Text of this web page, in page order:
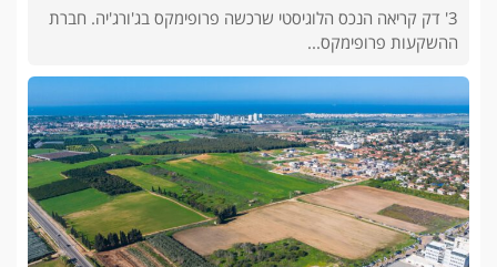
3' דק קריאה הנכס הלוגיסטי שרכשה פרופימקס בג'ורג'יה. חברת
ההשקעות פרופימקס...